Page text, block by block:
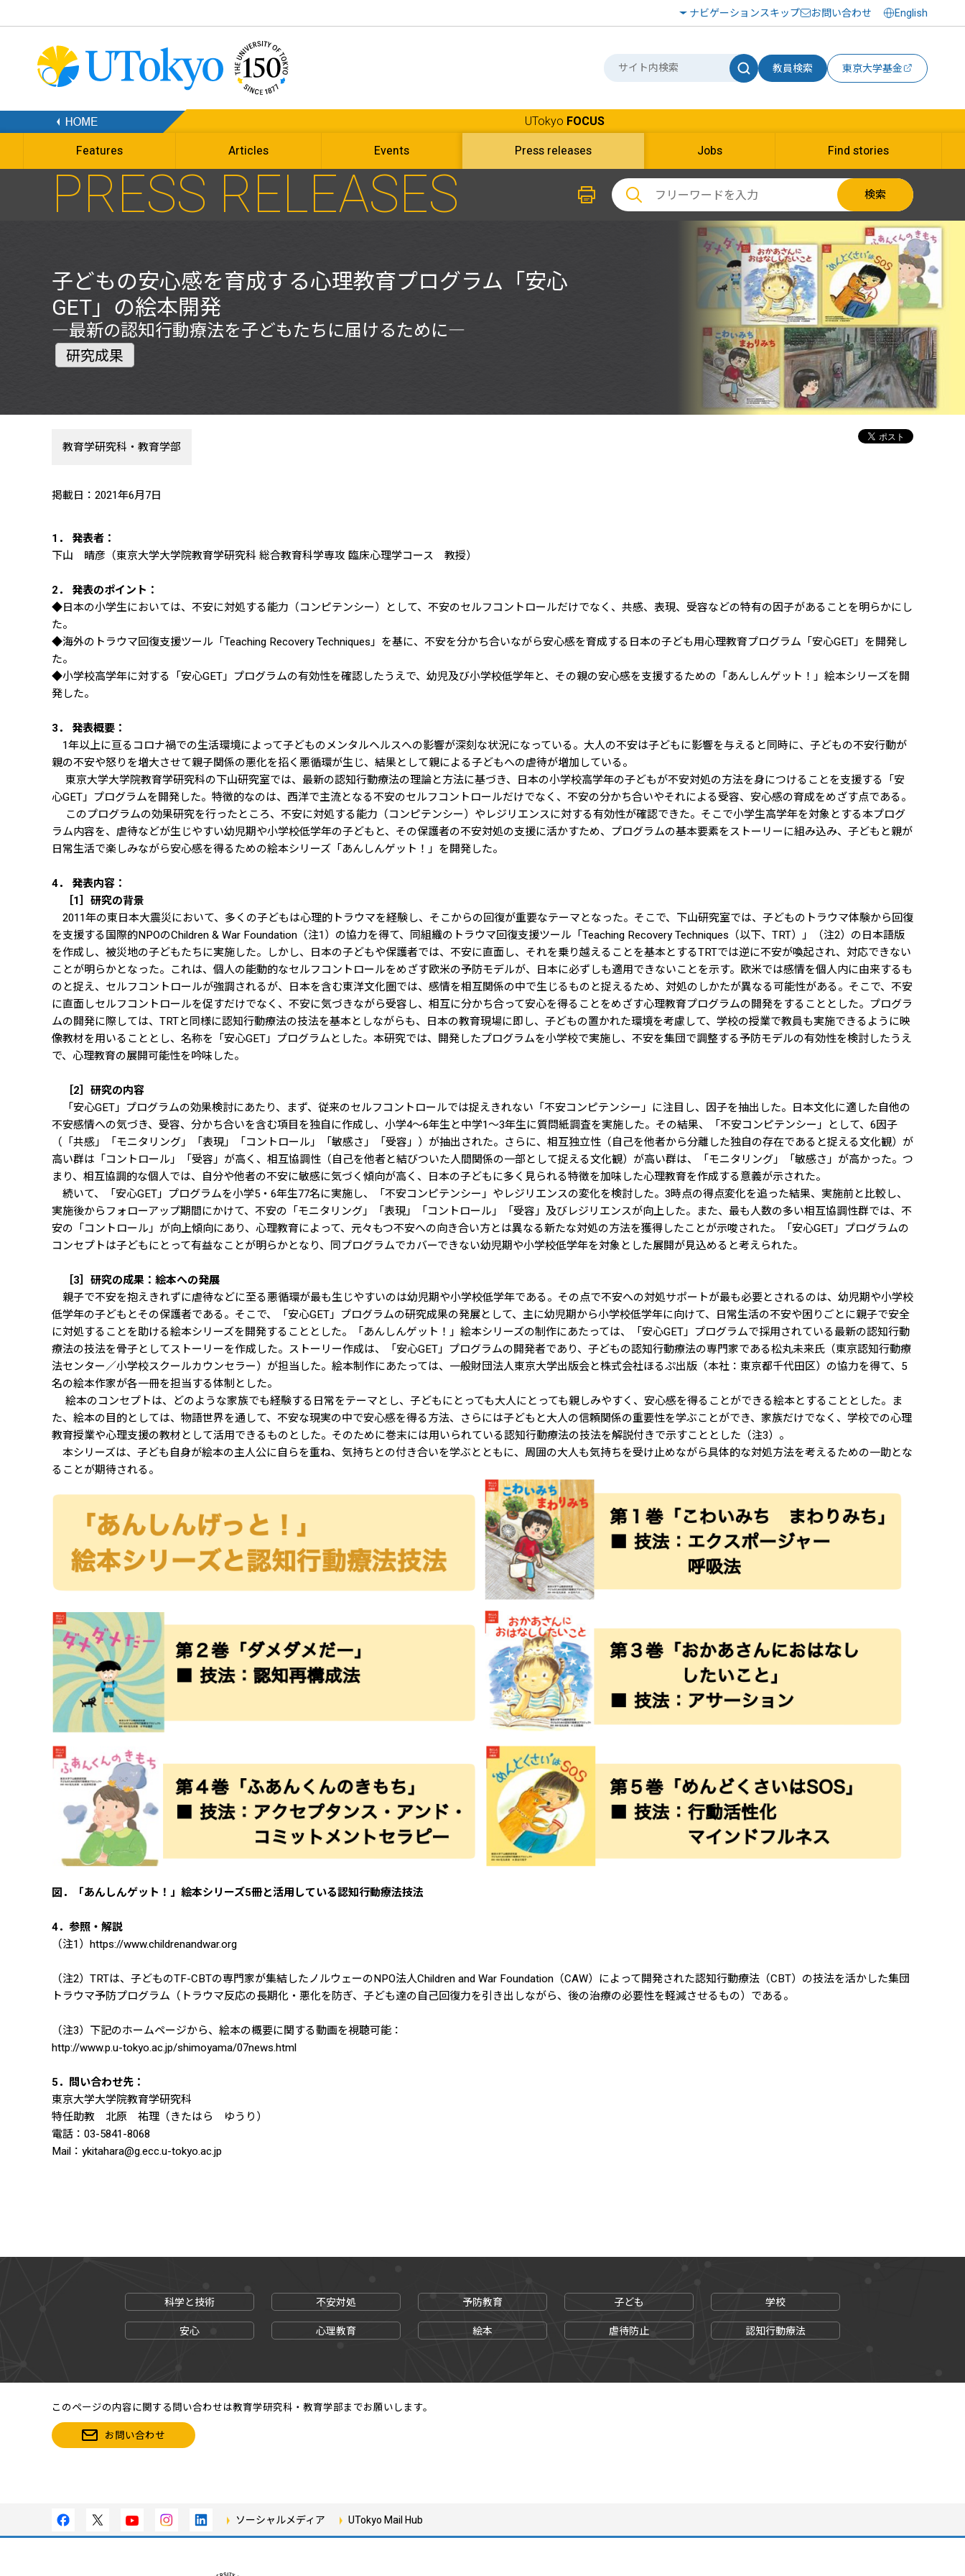
ナビゲーションスキップ お問い合わせ English
教員検索 東京大学基金
UTokyo FOCUS
Features Articles Events Press releases Jobs Find stories
PRESS RELEASES 検索
子どもの安心感を育成する心理教育プログラム「安心
GET」の絵本開発
―最新の認知行動療法を子どもたちに届けるために―
研究成果
教育学研究科・教育学部
掲載日：2021年6月7日
1． 発表者：
下山 晴彦（東京大学大学院教育学研究科 総合教育科学専攻 臨床心理学コース 教授）
2． 発表のポイント：
◆日本の小学生においては、不安に対処する能力（コンピテンシー）として、不安のセルフコントロールだけでなく、共感、表現、受容などの特有の因子があることを明らかにし
た。
◆海外のトラウマ回復支援ツール「Teaching Recovery Techniques」を基に、不安を分かち合いながら安心感を育成する日本の子ども用心理教育プログラム「安心GET」を開発し
た。
◆小学校高学年に対する「安心GET」プログラムの有効性を確認したうえで、幼児及び小学校低学年と、その親の安心感を支援するための「あんしんゲット！」絵本シリーズを開
発した。
3． 発表概要：
1年以上に亘るコロナ禍での生活環境によって子どものメンタルヘルスへの影響が深刻な状況になっている。大人の不安は子どもに影響を与えると同時に、子どもの不安行動が
親の不安や怒りを増大させて親子関係の悪化を招く悪循環が生じ、結果として親による子どもへの虐待が増加している。
東京大学大学院教育学研究科の下山研究室では、最新の認知行動療法の理論と方法に基づき、日本の小学校高学年の子どもが不安対処の方法を身につけることを支援する「安
心GET」プログラムを開発した。特徴的なのは、西洋で主流となる不安のセルフコントロールだけでなく、不安の分かち合いやそれによる受容、安心感の育成をめざす点である。
このプログラムの効果研究を行ったところ、不安に対処する能力（コンピテンシー）やレジリエンスに対する有効性が確認できた。そこで小学生高学年を対象とする本プログ
ラム内容を、虐待などが生じやすい幼児期や小学校低学年の子どもと、その保護者の不安対処の支援に活かすため、プログラムの基本要素をストーリーに組み込み、子どもと親が
日常生活で楽しみながら安心感を得るための絵本シリーズ「あんしんゲット！」を開発した。
4． 発表内容：
［1］研究の背景
2011年の東日本大震災において、多くの子どもは心理的トラウマを経験し、そこからの回復が重要なテーマとなった。そこで、下山研究室では、子どものトラウマ体験から回復
を支援する国際的NPOのChildren & War Foundation（注1）の協力を得て、同組織のトラウマ回復支援ツール「Teaching Recovery Techniques（以下、TRT）」（注2）の日本語版
を作成し、被災地の子どもたちに実施した。しかし、日本の子どもや保護者では、不安に直面し、それを乗り越えることを基本とするTRTでは逆に不安が喚起され、対応できない
ことが明らかとなった。これは、個人の能動的なセルフコントロールをめざす欧米の予防モデルが、日本に必ずしも適用できないことを示す。欧米では感情を個人内に由来するも
のと捉え、セルフコントロールが強調されるが、日本を含む東洋文化圏では、感情を相互関係の中で生じるものと捉えるため、対処のしかたが異なる可能性がある。そこで、不安
に直面しセルフコントロールを促すだけでなく、不安に気づきながら受容し、相互に分かち合って安心を得ることをめざす心理教育プログラムの開発をすることとした。プログラ
ムの開発に際しては、TRTと同様に認知行動療法の技法を基本としながらも、日本の教育現場に即し、子どもの置かれた環境を考慮して、学校の授業で教員も実施できるように映
像教材を用いることとし、名称を「安心GET」プログラムとした。本研究では、開発したプログラムを小学校で実施し、不安を集団で調整する予防モデルの有効性を検討したうえ
で、心理教育の展開可能性を吟味した。
［2］研究の内容
「安心GET」プログラムの効果検討にあたり、まず、従来のセルフコントロールでは捉えきれない「不安コンピテンシー」に注目し、因子を抽出した。日本文化に適した自他の
不安感情への気づき、受容、分かち合いを含む項目を独自に作成し、小学4～6年生と中学1～3年生に質問紙調査を実施した。その結果、「不安コンピテンシー」として、6因子
（「共感」「モニタリング」「表現」「コントロール」「敏感さ」「受容」）が抽出された。さらに、相互独立性（自己を他者から分離した独自の存在であると捉える文化観）が
高い群は「コントロール」「受容」が高く、相互協調性（自己を他者と結びついた人間関係の一部として捉える文化観）が高い群は、「モニタリング」「敏感さ」が高かった。つ
まり、相互協調的な個人では、自分や他者の不安に敏感に気づく傾向が高く、日本の子どもに多く見られる特徴を加味した心理教育を作成する意義が示された。
続いて、「安心GET」プログラムを小学5・6年生77名に実施し、「不安コンピテンシー」やレジリエンスの変化を検討した。3時点の得点変化を追った結果、実施前と比較し、
実施後からフォローアップ期間にかけて、不安の「モニタリング」「表現」「コントロール」「受容」及びレジリエンスが向上した。また、最も人数の多い相互協調性群では、不
安の「コントロール」が向上傾向にあり、心理教育によって、元々もつ不安への向き合い方とは異なる新たな対処の方法を獲得したことが示唆された。「安心GET」プログラムの
コンセプトは子どもにとって有益なことが明らかとなり、同プログラムでカバーできない幼児期や小学校低学年を対象とした展開が見込めると考えられた。
［3］研究の成果：絵本への発展
親子で不安を抱えきれずに虐待などに至る悪循環が最も生じやすいのは幼児期や小学校低学年である。その点で不安への対処サポートが最も必要とされるのは、幼児期や小学校
低学年の子どもとその保護者である。そこで、「安心GET」プログラムの研究成果の発展として、主に幼児期から小学校低学年に向けて、日常生活の不安や困りごとに親子で安全
に対処することを助ける絵本シリーズを開発することとした。「あんしんゲット！」絵本シリーズの制作にあたっては、「安心GET」プログラムで採用されている最新の認知行動
療法の技法を骨子としてストーリーを作成した。ストーリー作成は、「安心GET」プログラムの開発者であり、子どもの認知行動療法の専門家である松丸未来氏（東京認知行動療
法センター／小学校スクールカウンセラー）が担当した。絵本制作にあたっては、一般財団法人東京大学出版会と株式会社ほるぷ出版（本社：東京都千代田区）の協力を得て、5
名の絵本作家が各一冊を担当する体制とした。
絵本のコンセプトは、どのような家族でも経験する日常をテーマとし、子どもにとっても大人にとっても親しみやすく、安心感を得ることができる絵本とすることとした。ま
た、絵本の目的としては、物語世界を通して、不安な現実の中で安心感を得る方法、さらには子どもと大人の信頼関係の重要性を学ぶことができ、家族だけでなく、学校での心理
教育授業や心理支援の教材として活用できるものとした。そのために巻末には用いられている認知行動療法の技法を解説付きで示すこととした（注3）。
本シリーズは、子ども自身が絵本の主人公に自らを重ね、気持ちとの付き合いを学ぶとともに、周囲の大人も気持ちを受け止めながら具体的な対処方法を考えるための一助とな
ることが期待される。
図．「あんしんゲット！」絵本シリーズ5冊と活用している認知行動療法技法
4．参照・解説
（注1）https://www.childrenandwar.org
（注2）TRTは、子どものTF-CBTの専門家が集結したノルウェーのNPO法人Children and War Foundation（CAW）によって開発された認知行動療法（CBT）の技法を活かした集団
トラウマ予防プログラム（トラウマ反応の長期化・悪化を防ぎ、子ども達の自己回復力を引き出しながら、後の治療の必要性を軽減させるもの）である。
（注3）下記のホームページから、絵本の概要に関する動画を視聴可能：
http://www.p.u-tokyo.ac.jp/shimoyama/07news.html
5．問い合わせ先：
東京大学大学院教育学研究科
特任助教 北原 祐理（きたはら ゆうり）
電話：03-5841-8068
Mail：ykitahara@g.ecc.u-tokyo.ac.jp
科学と技術 不安対処 予防教育 子ども 学校
安心 心理教育 絵本 虐待防止 認知行動療法
このページの内容に関する問い合わせは教育学研究科・教育学部までお願いします。
お問い合わせ
ソーシャルメディア UTokyo Mail Hub